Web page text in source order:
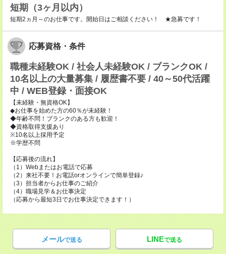
短期（3ヶ月以内）
短期2ヵ月～のお仕事です。開始日はご相談ください！ ★急募です！
応募資格・条件
職種未経験OK / 社会人未経験OK / ブランクOK /
10名以上の大量募集 / 履歴書不要 / 40～50代活躍
中 / WEB登録・面接OK
【未経験・無資格OK】
◆お仕事を始めた方の60％が未経験！
◆年齢不問！ブランクのある方も歓迎！
◆資格取得支援あり
※10名以上採用予定
※学歴不問
【応募後の流れ】
（1）Webまたはお電話で応募
（2）来社不要！お電話orオンラインで簡単登録♪
（3）担当者からお仕事のご紹介
（4）職場見学＆お仕事決定
（応募から最短3日でお仕事決定できます！）
メールで送る LINEで送る